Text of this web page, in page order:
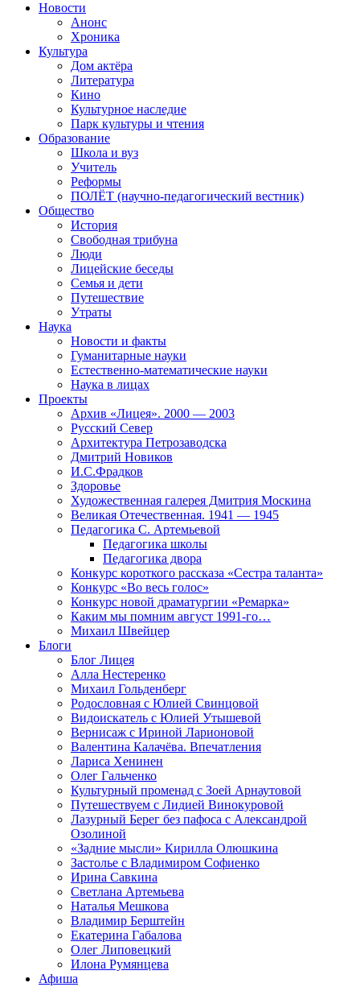
Новости
Анонс
Хроника
Культура
Дом актёра
Литература
Кино
Культурное наследие
Парк культуры и чтения
Образование
Школа и вуз
Учитель
Реформы
ПОЛЁТ (научно-педагогический вестник)
Общество
История
Свободная трибуна
Люди
Лицейские беседы
Семья и дети
Путешествие
Утраты
Наука
Новости и факты
Гуманитарные науки
Естественно-математические науки
Наука в лицах
Проекты
Архив «Лицея». 2000 — 2003
Русский Север
Архитектура Петрозаводска
Дмитрий Новиков
И.С.Фрадков
Здоровье
Художественная галерея Дмитрия Москина
Великая Отечественная. 1941 — 1945
Педагогика С. Артемьевой
Педагогика школы
Педагогика двора
Конкурс короткого рассказа «Сестра таланта»
Конкурс «Во весь голос»
Конкурс новой драматургии «Ремарка»
Каким мы помним август 1991-го…
Михаил Швейцер
Блоги
Блог Лицея
Алла Нестеренко
Михаил Гольденберг
Родословная с Юлией Свинцовой
Видоискатель с Юлией Утышевой
Вернисаж с Ириной Ларионовой
Валентина Калачёва. Впечатления
Лариса Хенинен
Олег Гальченко
Культурный променад с Зоей Арнаутовой
Путешествуем с Лидией Винокуровой
Лазурный Берег без пафоса с Александрой
Озолиной
«Задние мысли» Кирилла Олюшкина
Застолье с Владимиром Софиенко
Ирина Савкина
Светлана Артемьева
Наталья Мешкова
Владимир Берштейн
Екатерина Габалова
Олег Липовецкий
Илона Румянцева
Афиша